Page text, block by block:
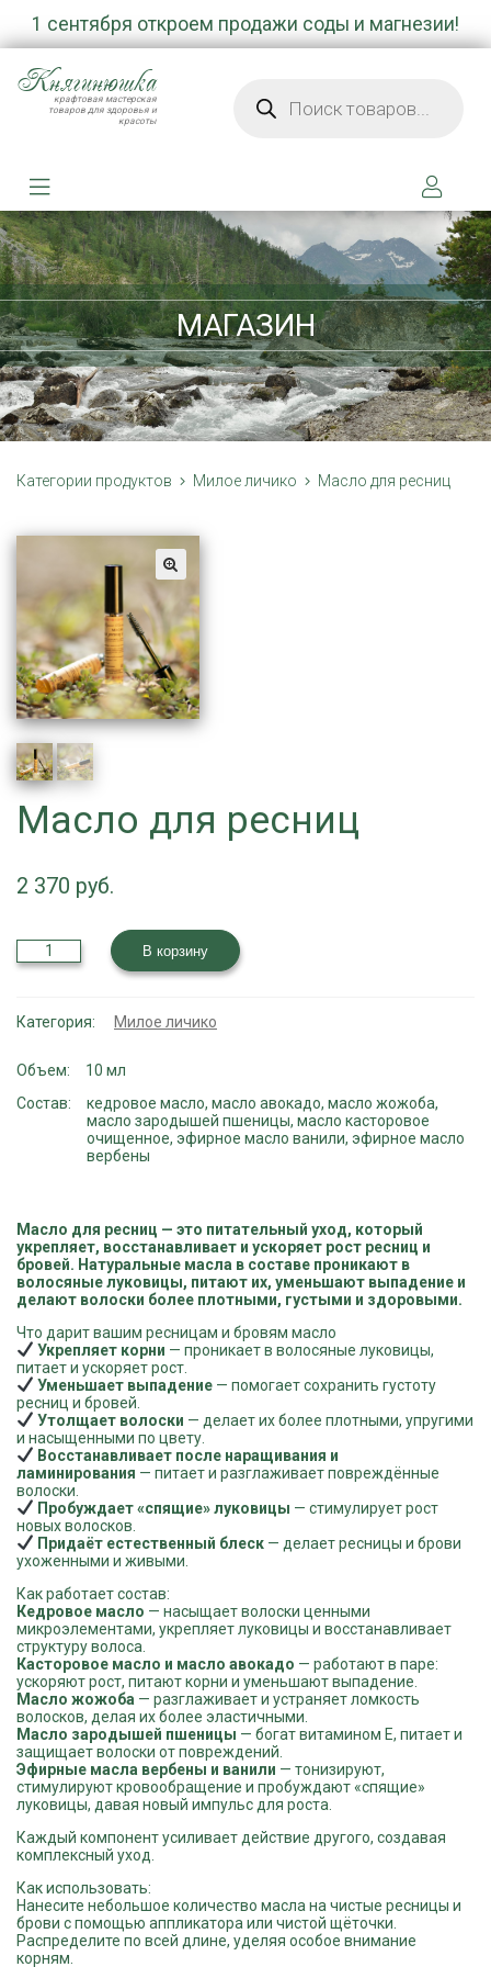
1 сентября откроем продажи соды и магнезии!
Княгинюшка
крафтовая мастерская
товаров для здоровья и
красоты
МАГАЗИН
Категории продуктов Милое личико Масло для ресниц
Масло для ресниц
2 370
Количество
товара
ресниц
В корзину
Категория: Милое личико
Объем
10 мл
Состав
кедровое масло, масло авокадо, масло жожоба,
масло зародышей пшеницы, масло касторовое
очищенное, эфирное масло ванили, эфирное масло
вербены
Масло для ресниц — это питательный уход, который
укрепляет, восстанавливает и ускоряет рост ресниц и
бровей. Натуральные масла в составе проникают в
волосяные луковицы, питают их, уменьшают выпадение и
делают волоски более плотными, густыми и здоровыми.
Что дарит вашим ресницам и бровям масло
Укрепляет корни — проникает в волосяные луковицы,
питает и ускоряет рост.
Уменьшает выпадение— помогает сохранить густоту
ресниц и бровей.
Утолщает волоски — делает их более плотными, упругими
и насыщенными по цвету.
Восстанавливает после наращивания и
ламинирования — питает и разглаживает повреждённые
волоски.
Пробуждает «спящие» луковицы — стимулирует рост
новых волосков.
Придаёт естественный блеск— делает ресницы и брови
ухоженными и живыми.
Как работает состав:
Кедровое масло — насыщает волоски ценными
микроэлементами, укрепляет луковицы и восстанавливает
структуру волоса.
Касторовое масло и масло авокадо — работают в паре:
ускоряют рост, питают корни и уменьшают выпадение.
Масло жожоба — разглаживает и устраняет ломкость
волосков, делая их более эластичными.
Масло зародышей пшеницы — богат витамином Е, питает и
защищает волоски от повреждений.
Эфирные масла вербены и ванили — тонизируют,
стимулируют кровообращение и пробуждают «спящие»
луковицы, давая новый импульс для роста.
Каждый компонент усиливает действие другого, создавая
комплексный уход.
Как использовать:
Нанесите небольшое количество масла на чистые ресницы и
брови с помощью аппликатора или чистой щёточки.
Распределите по всей длине, уделяя особое внимание
корням.